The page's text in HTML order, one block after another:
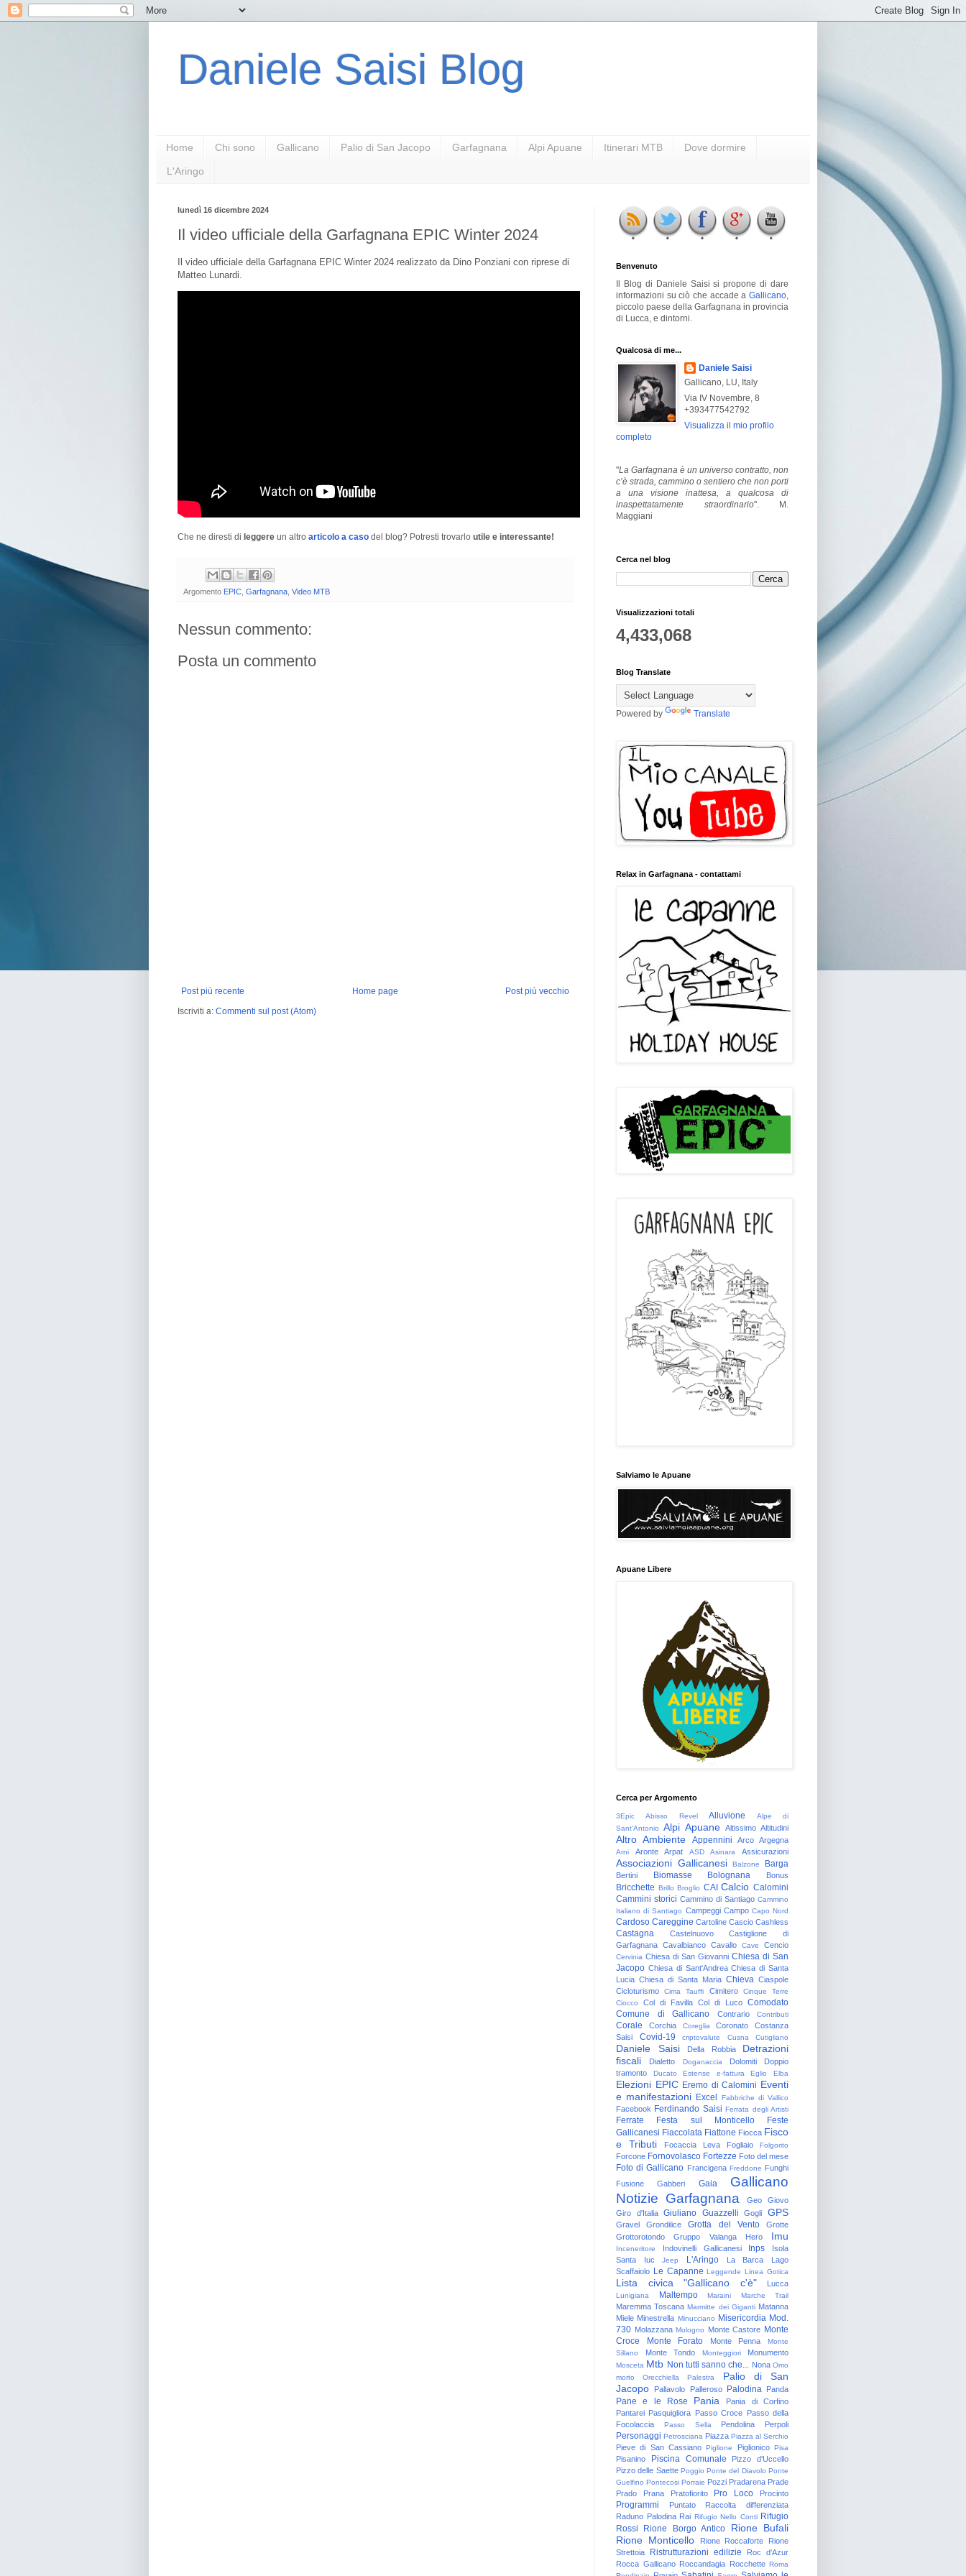
Daniele Saisi Blog
Home Chi sono Gallicano Palio di San Jacopo Garfagnana Alpi Apuane Itinerari MTB Dove dormire
L'Aringo
lunedì 16 dicembre 2024
Il video ufficiale della Garfagnana EPIC Winter 2024
Il video ufficiale della Garfagnana EPIC Winter 2024 realizzato da Dino Ponziani con riprese di
Matteo Lunardi.
Che ne diresti di leggere un altro articolo a caso del blog? Potresti trovarlo utile e interessante!
Argomento EPIC Garfagnana Video MTB
Nessun commento:
Posta un commento
Post più recente Post più vecchio
Home page
Iscriviti a: Commenti sul post (Atom)
Benvenuto
Il Blog di Daniele Saisi si propone di dare
informazioni su ciò che accade a Gallicano
piccolo paese della Garfagnana in provincia
di Lucca, e dintorni.
Qualcosa di me...
Daniele Saisi
Gallicano, LU, Italy
Via IV Novembre, 8
+393477542792
Visualizza il mio profilo
completo
"La Garfagnana è un universo contratto, non
c’è strada, cammino o sentiero che non porti
a una visione inattesa, a qualcosa di
inaspettatamente straordinario". M.
Maggiani
Cerca nel blog
Visualizzazioni totali
4,433,068
Blog Translate
Powered by Translate
Relax in Garfagnana - contattami
Salviamo le Apuane
Apuane Libere
Cerca per Argomento
3Epic Abisso Revel Alluvione
Alpe di
Sant'Antonio
Alpi Apuane Altissimo Altitudini
Altro Ambiente Appennini Arco Argegna
Arni Aronte Arpat ASD Asinara Assicurazioni
Associazioni Gallicanesi Balzone Barga
Bertini Biomasse Bolognana Bonus
Bricchette Brillo Broglio CAI Calcio Calomini
Cammini storici Cammino di Santiago Cammino
Italiano di Santiago Campeggi Campo Capo Nord
Cardoso Careggine Cartoline Cascio Cashless
Castagna Castelnuovo
Castiglione di
Garfagnana Cavalbianco Cavallo Cave Cencio
Cervinia Chiesa di San Giovanni Chiesa di San
Jacopo Chiesa di Sant'Andrea Chiesa di Santa
Lucia Chiesa di Santa Maria Chieva Ciaspole
Cicloturismo
Cima Tauffi Cimitero
Cinque Terre
Ciocco
Col di Favilla Col di Luco Comodato
Comune di Gallicano
Contrario Contributi
Corale Corchia Coreglia Coronato
Costanza
Saisi
Covid-19 criptovalute Cusna Cutigliano
Daniele Saisi Della Robbia
Detrazioni
fiscali
Dialetto Doganaccia Dolomiti
Doppio
tramonto
Ducato Estense e-fattura Eglio Elba
Elezioni EPIC Eremo di Calomini Eventi
e manifestazioni Excel Fabbriche di Vallico
Facebook Ferdinando Saisi Ferrata degli Artisti
Ferrate Festa sul Monticello
Feste
Gallicanesi Fiaccolata Fiattone Fiocca Fisco
e Tributi
Focaccia Leva Fogliaio Folgorito
Forcone Fornovolasco Fortezze Foto del mese
Foto di Gallicano Francigena Freddone Funghi
Fusione
Gabberi Gaia
Gallicano
Notizie Garfagnana Geo
Giovo
Giro d'Italia
Giuliano Guazzelli Gogli GPS
Gravel Grondilice Grotta del Vento
Grotte
Grottorotondo
Gruppo Valanga Hero Imu
Inceneritore Indovinelli Gallicanesi Inps
Isola
Santa
Iuc Jeep L'Aringo La Barca
Lago
Scaffaiolo Le Capanne Leggende Linea Gotica
Lista civica "Gallicano c'è" Lucca
Lunigiana Maltempo Maraini Marche Trail
Maremma Toscana Marmitte dei Giganti Matanna
Miele Minestrella Minucciano Misericordia Mod.
730 Molazzana Mologno Monte Castore Monte
Croce
Monte Forato Monte Penna
Monte
Sillano
Monte Tondo Monteggiori Monumento
Mosceta Mtb Non tutti sanno che... Nona Omo
morto
Orecchiella Palestra
Palio di San
Jacopo
Pallavolo Palleroso Palodina Panda
Pane e le Rose Pania
Pania di Corfino
Pantarei Pasquigliora Passo Croce Passo della
Focolaccia
Passo Sella Pendolina Perpoli
Personaggi Petrosciana Piazza Piazza al Serchio
Pieve di San Cassiano Piglione Piglionico Pisa
Pisanino Piscina Comunale
Pizzo d'Uccello
Pizzo delle Saette Poggio Ponte del Diavolo Ponte
Guelfino Pontecosi Porraie Pozzi Pradarena Prade
Prado
Prana Pratofiorito Pro Loco Procinto
Programmi Puntato
Raccolta differenziata
Raduno Palodina Rai Rifugio Nello Conti Rifugio
Rossi
Rione Borgo Antico
Rione Bufali
Rione Monticello
Rione Roccaforte
Rione
Strettoia
Ristrutturazioni edilizie
Roc d'Azur
Rocca Gallicano Roccandagia Rocchette Roma